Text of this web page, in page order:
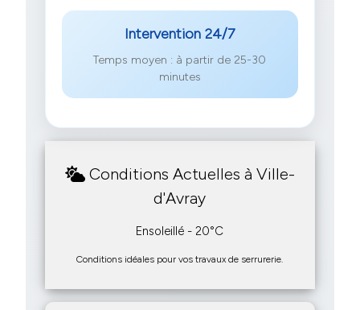
Intervention 24/7
Temps moyen : à partir de 25-30
minutes
Conditions Actuelles à Ville-
d'Avray
Ensoleillé - 20°C
Conditions idéales pour vos travaux de serrurerie.